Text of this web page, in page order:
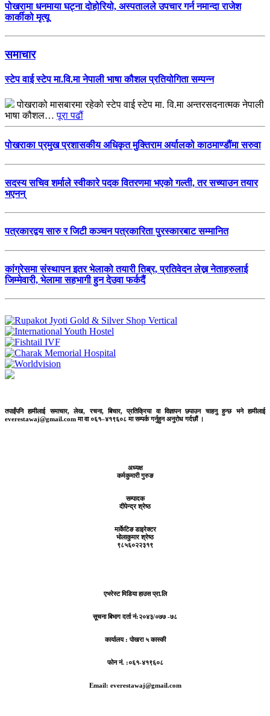
पोखरामा धनमाया घट्ना दोहोरियो, अस्पतालले उपचार गर्न नमान्दा राजेश
कार्कीको मृत्यू
समाचार
स्टेप वाई स्टेप मा.वि.मा नेपाली भाषा कौशल प्रतियोगिता सम्पन्न
पोखराको मासबारमा रहेको स्टेप वाई स्टेप मा. वि.मा अन्तरसदनात्मक नेपाली
भाषा कौशल…पूरा पढौं
पोखराका प्रमुख प्रशासकीय अधिकृत मुक्तिराम अर्यालको काठमाण्डौंमा सरुवा
सदस्य सचिव शर्माले स्वीकारे पदक वितरणमा भएको गल्ती, तर सच्याउन तयार
भएनन्
पत्रकारद्वय सारु र जिटी कञ्चन पत्रकारिता पुरस्कारबाट सम्मानित
कांग्रेसमा संस्थापन इतर भेलाको तयारी तिब्र, प्रतिवेदन लेख्न नेताहरुलाई
जिम्मेवारी, भेलामा सहभागी हुन देउवा फर्कदैं
तपाईंपनि हामीलाई समाचार, लेख, रचना, बिचार, प्रतिक्रिया वा विज्ञापन छपाउन चाहनु हुन्छ भने हामीलाई
everestawaj@gmail.com मा वा ०६१–४१९६०८ मा सम्पर्क गर्नुहुन अनुरोध गर्दछौं ।
अध्यक्ष
कर्मकुमारी गुरुङ
सम्पादक
दीपेन्द्र श्रेष्ठ
मार्केटिङ डाइरेक्टर
भोलाकुमार श्रेष्ठ
९८५६०२२३१९
एभरेस्ट मिडिया हाउस प्रा.लि
सूचना बिभाग दर्ता नं:२०४३/०७७ -७८
कार्यालय :पोखरा ५ कास्की
फोन नं. :०६१-४१९६०८
Email: everestawaj@gmail.com